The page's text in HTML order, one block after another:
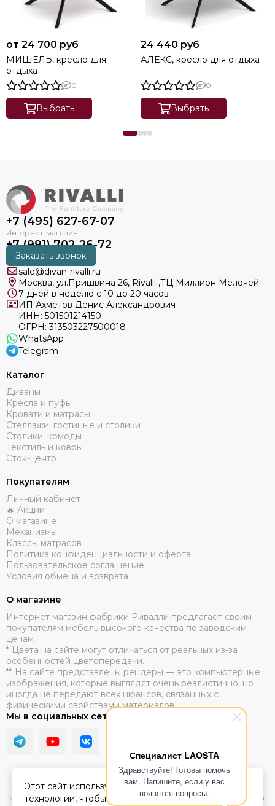
Специалист LAOSTA
Здравствуйте! Готовы помочь
вам. Напишите, если у вас
появятся вопросы.
от 24 700 руб
МИШЕЛЬ, кресло для
отдыха
0
Выбрать
24 440 руб
АЛЕКС, кресло для отдыха
0
Выбрать
+7 (495) 627-67-07
+7 (991) 702-26-72
Заказать звонок
sale@divan-rivalli.ru
Москва, ул.Пришвина 26, Rivalli ,ТЦ Миллион Мелочей
7 дней в неделю с 10 до 20 часов
ИП Ахметов Денис Александрович
ИНН: 501501214150
ОГРН: 313503227500018
WhatsApp
Telegram
Каталог
Диваны
Кресла и пуфы
Кровати и матрасы
Стеллажи, гостиные и столики
Столики, комоды
Текстиль и ковры
Сток-центр
Покупателям
Личный кабинет
🔥 Акции
О магазине
Механизмы
Классы матрасов
Политика конфиденциальности и оферта
Пользовательское соглашение
Условия обмена и возврата
О магазине
​Интернет магазин фабрики Ривалли предлагает своим
покупателям мебель высокого качества по заводским
ценам.
* Цвета на сайте могут отличаться от реальных из-за
особенностей цветопередачи.
** На сайте представлены рендеры — это компьютерные
изображения, которые выглядят очень реалистично, но
иногда не передают всех нюансов, связанных с
физическими свойствами материалов.
Мы в социальных сетях
2026 © Купить диван и кровать Rivalli. Интернет-магазин фабрики.
Этот сайт использует cookie-файлы и другие
технологии, чтобы помочь Вам в навигации, а